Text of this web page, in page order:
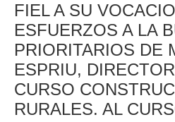
FIEL A SU
ESFUERZOS A LA
PRIORITARIOS DE
ESPRIU,
CURSO
RURALES. AL